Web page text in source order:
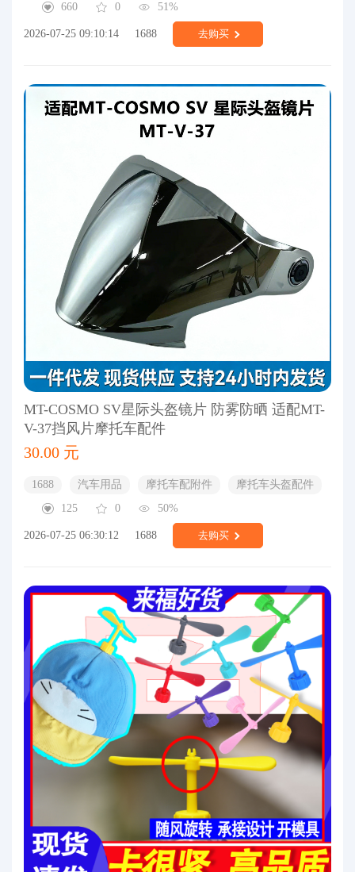
660
0 51%
2026-07-25 09:10:14 1688 去购买
MT-COSMO SV星际头盔镜片 防雾防晒 适配MT-
V-37挡风片摩托车配件
30.00 元
1688 汽车用品 摩托车配附件
摩托车头盔配件
125
0 50%
2026-07-25 06:30:12 1688 去购买